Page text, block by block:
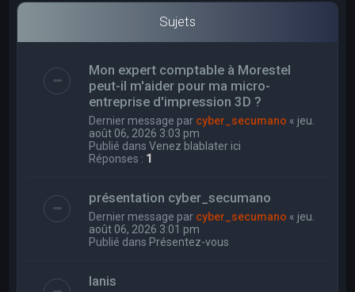
Sujets
Mon expert comptable à Morestel
peut-il m'aider pour ma micro-
entreprise d'impression 3D ?
Dernier message par cyber_secumano « jeu.
août 06, 2026 3:03 pm
Publié dansVenez blablater ici
Réponses : 1
présentation cyber_secumano
Dernier message par cyber_secumano « jeu.
août 06, 2026 3:01 pm
Publié dans Présentez-vous
Ianis